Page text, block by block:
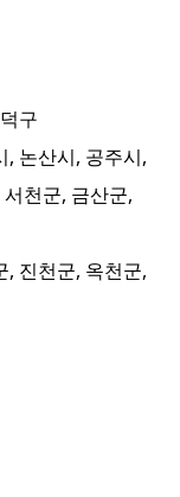
구
, 논산시, 공주시,
천군, 금산군,
, 진천군, 옥천군,